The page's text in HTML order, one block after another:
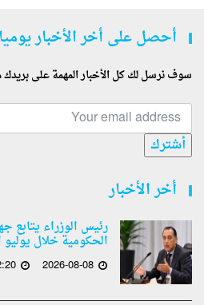
أحصل على أخر الأخبار
سوف نرسل لك كل الأخبار المهمة على بريدك
أشترك
أخر الأخبار
رئيس الوزراء يتابع
الحكومية خلال
2026-08-08